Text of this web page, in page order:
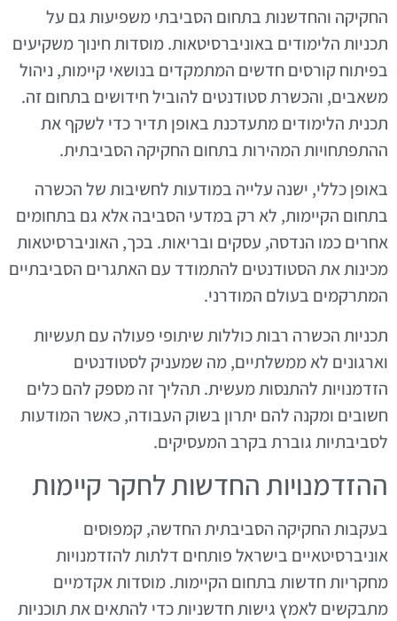
החקיקה והחדשנות בתחום הסביבתי משפיעות גם על
תכניות הלימודים באוניברסיטאות. מוסדות חינוך משקיעים
בפיתוח קורסים חדשים המתמקדים בנושאי קיימות, ניהול
משאבים, והכשרת סטודנטים להוביל חידושים בתחום זה.
תכנית הלימודים מתעדכנת באופן תדיר כדי לשקף את
ההתפתחויות המהירות בתחום החקיקה הסביבתית.
באופן כללי, ישנה עלייה במודעות לחשיבות של הכשרה
בתחום הקיימות, לא רק במדעי הסביבה אלא גם בתחומים
אחרים כמו הנדסה, עסקים ובריאות. בכך, האוניברסיטאות
מכינות את הסטודנטים להתמודד עם האתגרים הסביבתיים
המתרקמים בעולם המודרני.
תכניות הכשרה רבות כוללות שיתופי פעולה עם תעשיות
וארגונים לא ממשלתיים, מה שמעניק לסטודנטים
הזדמנויות להתנסות מעשית. תהליך זה מספק להם כלים
חשובים ומקנה להם יתרון בשוק העבודה, כאשר המודעות
לסביבתיות גוברת בקרב המעסיקים.
ההזדמנויות החדשות לחקר קיימות
בעקבות החקיקה הסביבתית החדשה, קמפוסים
אוניברסיטאיים בישראל פותחים דלתות להזדמנויות
מחקריות חדשות בתחום הקיימות. מוסדות אקדמיים
מתבקשים לאמץ גישות חדשניות כדי להתאים את תוכניות